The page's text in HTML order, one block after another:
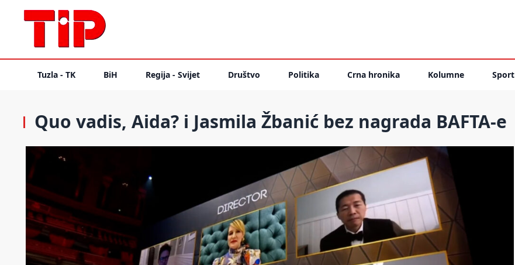
Tuzla - TK BiH Regija - Svijet Društvo Politika Crna hronika Kolumne Sport
Quo vadis, Aida? i Jasmila Žbanić bez nagrada BAFTA-e